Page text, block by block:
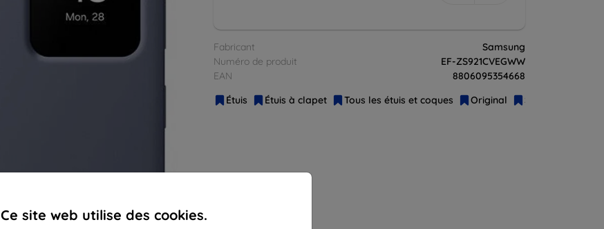
Ce site web utilise des cookies.
Fabricant
Samsung
Numéro de produit
EF-ZS921CVEGWW
EAN
8806095354668
Étuis
Étuis à clapet Tous les étuis et coques Original Samsung